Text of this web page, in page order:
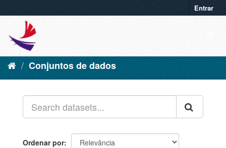
Entrar
Conjuntos de dados
Ordenar por